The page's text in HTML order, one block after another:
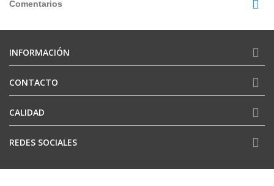
Comentarios
INFORMACIÓN
CONTACTO
CALIDAD
REDES SOCIALES